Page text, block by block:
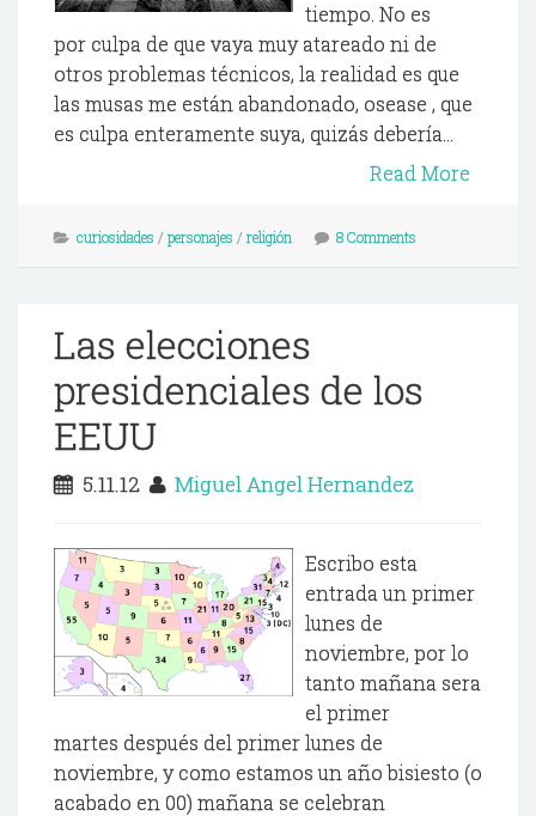
tiempo. No es
por culpa de que vaya muy atareado ni de
otros problemas técnicos, la realidad es que
las musas me están abandonado, osease , que
es culpa enteramente suya, quizás debería...
Read More
curiosidades / personajes / religión 8 Comments
Las elecciones
presidenciales de los
EEUU
5.11.12 Miguel Angel Hernandez
Escribo esta
entrada un primer
lunes de
noviembre, por lo
tanto mañana sera
el primer
martes después del primer lunes de
noviembre, y como estamos un año bisiesto (o
acabado en 00) mañana se celebran